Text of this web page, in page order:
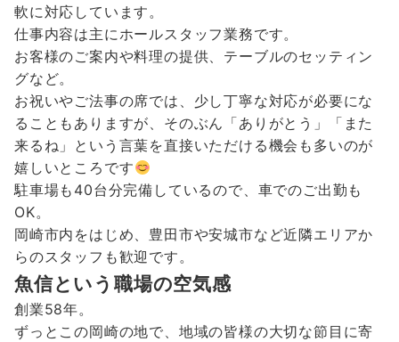
軟に対応しています。
仕事内容は主にホールスタッフ業務です。
お客様のご案内や料理の提供、テーブルのセッティン
グなど。
お祝いやご法事の席では、少し丁寧な対応が必要にな
ることもありますが、そのぶん「ありがとう」「また
来るね」という言葉を直接いただける機会も多いのが
嬉しいところです
駐車場も40台分完備しているので、車でのご出勤も
OK。
岡崎市内をはじめ、豊田市や安城市など近隣エリアか
らのスタッフも歓迎です。
魚信という職場の空気感
創業58年。
ずっとこの岡崎の地で、地域の皆様の大切な節目に寄